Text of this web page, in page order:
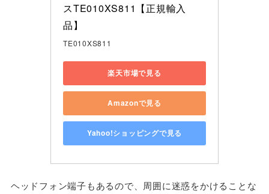
スTE010XS811【正規輸入
品】
TE010XS811
楽天市場で見る
Amazonで見る
Yahoo!ショッピングで見る
ヘッドフォン端子もあるので、周囲に迷惑をかけることな